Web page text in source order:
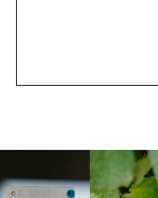
Langa, 1977 Borgogna,
Francia